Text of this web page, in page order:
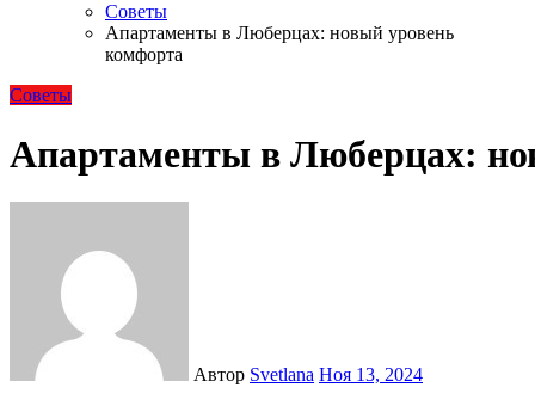
Советы
Апартаменты в Люберцах: новый уровень
комфорта
Советы
Апартаменты в Люберцах:
Автор Svetlana Ноя 13, 2024